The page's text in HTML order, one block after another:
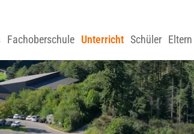
Fachoberschule Unterricht Schüler Eltern